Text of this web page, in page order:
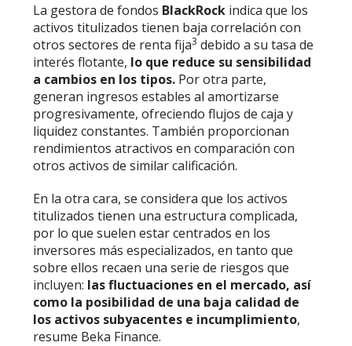
La gestora de fondos BlackRock indica que los
activos titulizados tienen baja correlación con
otros sectores de renta fija3 debido a su tasa de
interés flotante, lo que reduce su sensibilidad
a cambios en los tipos. Por otra parte,
generan ingresos estables al amortizarse
progresivamente, ofreciendo flujos de caja y
liquidez constantes. También proporcionan
rendimientos atractivos en comparación con
otros activos de similar calificación.
En la otra cara, se considera que los activos
titulizados tienen una estructura complicada,
por lo que suelen estar centrados en los
inversores más especializados, en tanto que
sobre ellos recaen una serie de riesgos que
incluyen: las fluctuaciones en el mercado, así
como la posibilidad de una baja calidad de
los activos subyacentes e incumplimiento,
resume Beka Finance.